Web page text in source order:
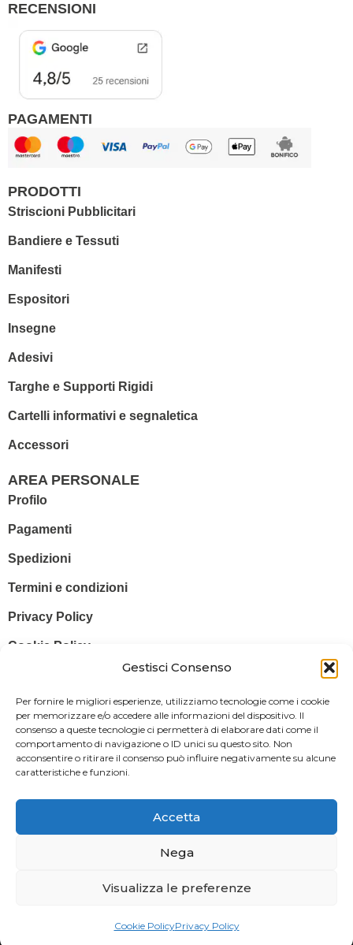
Gestisci Consenso
Per fornire le migliori esperienze, utilizziamo tecnologie come i cookie
per memorizzare e/o accedere alle informazioni del dispositivo. Il
consenso a queste tecnologie ci permetterà di elaborare dati come il
comportamento di navigazione o ID unici su questo sito. Non
acconsentire o ritirare il consenso può influire negativamente su alcune
caratteristiche e funzioni.
Accetta
Nega
Visualizza le preferenze
Cookie PolicyPrivacy Policy
RECENSIONI
PAGAMENTI
PRODOTTI
Striscioni Pubblicitari
Bandiere e Tessuti
Manifesti
Espositori
Insegne
Adesivi
Targhe e Supporti Rigidi
Cartelli informativi e segnaletica
Accessori
AREA PERSONALE
Profilo
Pagamenti
Spedizioni
Termini e condizioni
Privacy Policy
Cookie Policy
Legale: Via Silvio Pellico, 43 97015 MODICA (RG) – P. IVA: IT
01470350883
Powered ByIl Brandificio
Registro nazionale degli aiuti di Stato di cui all’art. 52 della L. 234/2012
in modo da adempiere all’obbligo informativo relativo ai contributi
concorrenza – art. 1, commi 125 – 129), successivamente modificata
dal Decreto Legge 34/2019.